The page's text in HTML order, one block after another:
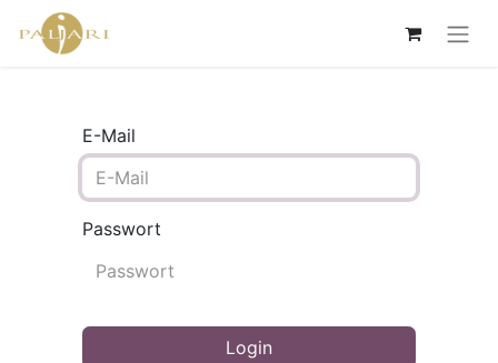
E-Mail
Passwort
Login